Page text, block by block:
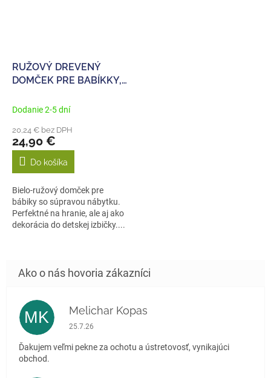
RUŽOVÝ DREVENÝ
DOMČEK PRE BABÍKKY,
NÁBYTKOVÉ DOPLNKY
Dodanie 2-5 dní
20,24 € bez DPH
24,90 €
Do košíka
Bielo-ružový domček pre
bábiky so súpravou nábytku.
Perfektné na hranie, ale aj ako
dekorácia do detskej izbičky....
MK Melichar Kopas
Hodnotenie obchodu je 5 z 5 hviezdičiek.
25.7.26
Ďakujem veľmi pekne za ochotu a ústretovosť, vynikajúci
obchod.